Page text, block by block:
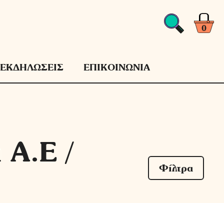
0
ΕΚΔΗΛΩΣΕΙΣ ΕΠΙΚΟΙΝΩΝΙΑ
Α.Ε /
Φίλτρα